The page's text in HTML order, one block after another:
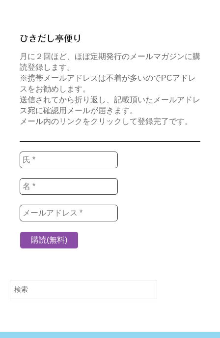
ひきだし亭便り
月に２回ほど、ほぼ定期発行のメールマガジンに購
読登録します。
※携帯メールアドレスは不着が多いのでPCアドレ
スをお勧めします。
送信されてから折り返し、記載頂いたメールアドレ
ス宛に確認用メールが届きます。
メール内のリンクをクリックして登録完了です。
検
索